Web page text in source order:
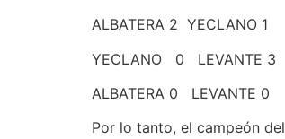
ALBATERA 2 YECLANO 1
YECLANO 0 LEVANTE 3
ALBATERA 0 LEVANTE 0
Por lo tanto, el campeón